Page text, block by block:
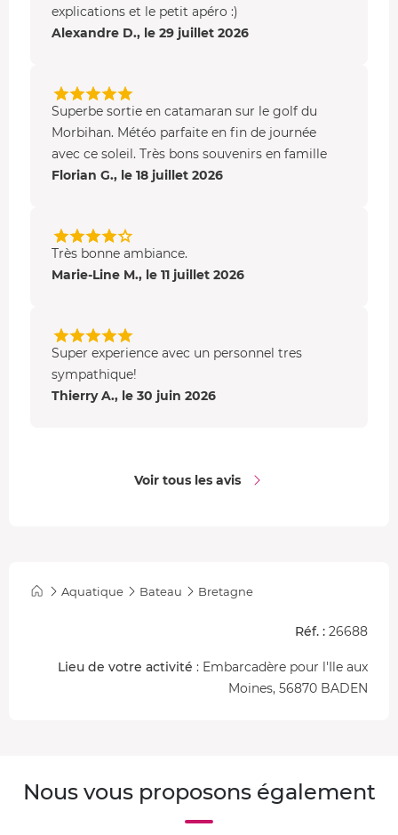
grand carré sécurisé et abrité à l'arrière du mât.
explications et le petit apéro :)
Alexandre D., le 29 juillet 2026
Superbe sortie en catamaran sur le golf du
Morbihan. Météo parfaite en fin de journée
avec ce soleil. Très bons souvenirs en famille
Florian G., le 18 juillet 2026
Très bonne ambiance.
Marie-Line M., le 11 juillet 2026
Super experience avec un personnel tres
sympathique!
Thierry A., le 30 juin 2026
Voir tous les avis
Aquatique Bateau Bretagne
Réf. : 26688
Lieu de votre activité : Embarcadère pour l'Ile aux
Moines, 56870 BADEN
Nous vous proposons également